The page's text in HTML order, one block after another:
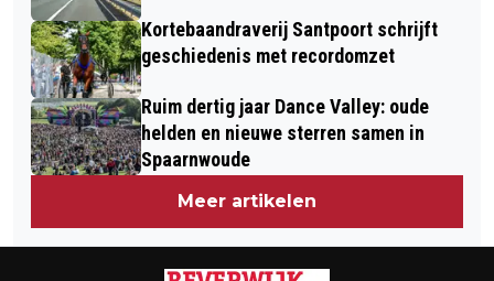
Kortebaandraverij Santpoort schrijft
geschiedenis met recordomzet
Ruim dertig jaar Dance Valley: oude
helden en nieuwe sterren samen in
Spaarnwoude
Meer artikelen